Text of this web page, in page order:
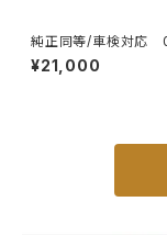
純正同等/車検対応
タウンエース ライトエ
ック
¥21,000